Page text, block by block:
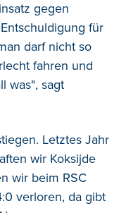
gegen
für
darf nicht so
fahren und
was", sagt
Letztes Jahr
wir Koksijde
wir beim RSC
verloren, da gibt